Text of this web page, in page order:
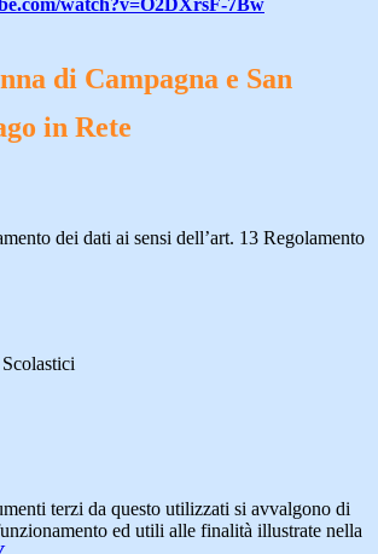
watch?v=O2DXrsF-7Bw
di Campagna e San
in Rete
dei dati ai sensi dell’art. 13 Regolamento
terzi da questo utilizzati si avvalgono di
ed utili alle finalità illustrate nella